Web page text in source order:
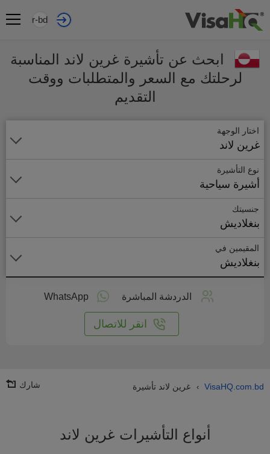
ar-bd
ابحث عن تأشيرة غرين لاند المناسبة
لرحلتك مع السعر والمتطلبات ووقت
التقديم
اختار الوجهة
غرين لاند
نوع التأشيرة
أشيرة سياحية
جنسيتك
بنغلاديش
المقيمين في
بنغلاديش
الدردشة المباشرة WhatsApp
انقر للاتصال
VisaHQ.com.bd
› غرين لاند تأشيرة شارك
أنواع التأشيرات غرين لاند